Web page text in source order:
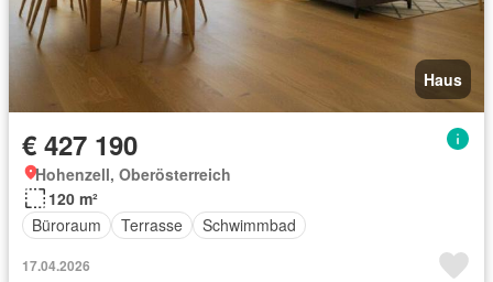
Haus
€ 427 190
Hohenzell, Oberösterreich
120 m²
Büroraum
Terrasse Schwimmbad
17.04.2026